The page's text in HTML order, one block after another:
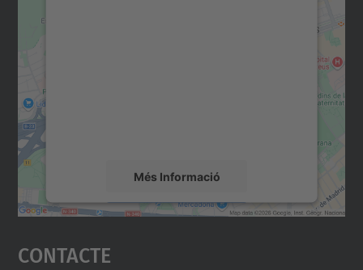
Més Informació
Accepta
powered by
Contacte